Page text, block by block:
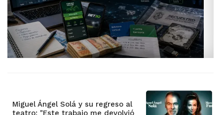
Miguel Ángel Solá y su regreso al
teatro: "Este trabajo me devolvió